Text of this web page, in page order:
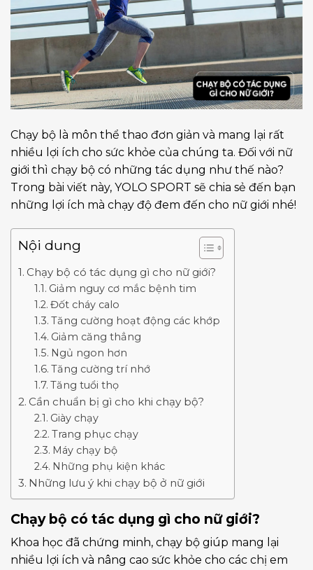
Chạy bộ là môn thể thao đơn giản và mang lại rất
nhiều lợi ích cho sức khỏe của chúng ta. Đối với nữ
giới thì chạy bộ có những tác dụng như thế nào?
Trong bài viết này, YOLO SPORT sẽ chia sẻ đến bạn
những lợi ích mà chạy độ đem đến cho nữ giới nhé!
Nội dung
Chạy bộ có tác dụng gì cho nữ giới?
Giảm nguy cơ mắc bệnh tim
Đốt cháy calo
Tăng cường hoạt động các khớp
Giảm căng thẳng
Ngủ ngon hơn
Tăng cường trí nhớ
Tăng tuổi thọ
Cần chuẩn bị gì cho khi chạy bộ?
Giày chạy
Trang phục chạy
Máy chạy bộ
Những phụ kiện khác
Những lưu ý khi chạy bộ ở nữ giới
Chạy bộ có tác dụng gì cho nữ giới?
Khoa học đã chứng minh, chạy bộ giúp mang lại
nhiều lợi ích và nâng cao sức khỏe cho các chị em